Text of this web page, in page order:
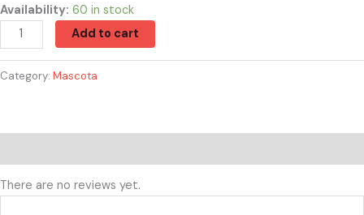
Availability: 60 in stock
Add to cart
Category: Mascota
There are no reviews yet.